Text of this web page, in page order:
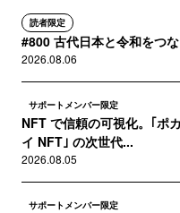
読者限定
#800 古代日本と令和をつ
2026.08.06
サポートメンバー限定
NFT で信頼の可視化。｢ポ
イ NFT｣ の次世代...
2026.08.05
サポートメンバー限定